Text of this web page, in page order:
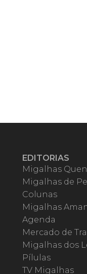
EDITORIAS
Migalhas
Migalhas de
Colunas
Migalhas
Agenda
Mercado de
Migalhas dos
Pílulas
TV Migalhas